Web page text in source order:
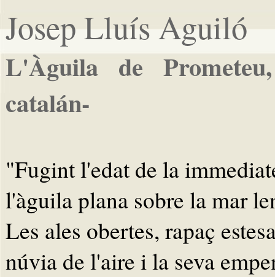
Josep Lluís Aguiló
L'Àguila de
catalán-
"Fugint l'edat de la
l'àguila plana sobre la mar
Les ales obertes, rapaç
núvia de l'aire i la seva